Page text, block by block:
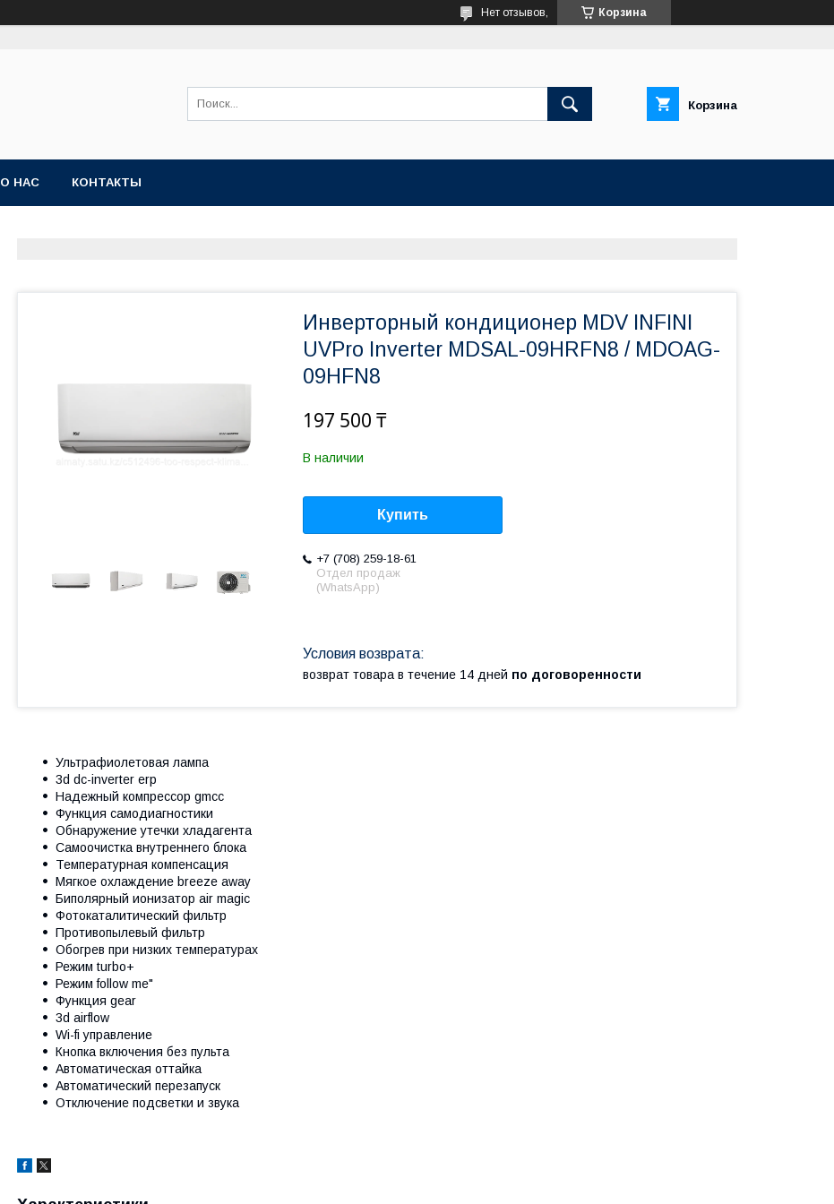
Корзина
Нет отзывов,
Корзина
О НАС КОНТАКТЫ
Инверторный кондиционер MDV INFINI
UVPro Inverter MDSAL-09HRFN8 / MDOAG-
09HFN8
197 500 ₸
В наличии
Купить
+7 (708) 259-18-61
Отдел продаж
(WhatsApp)
возврат товара в течение 14 дней по договоренности
Ультрафиолетовая лампа
3d dc-inverter erp
Надежный компрессор gmcc
Функция самодиагностики
Обнаружение утечки хладагента
Самоочистка внутреннего блока
Температурная компенсация
Мягкое охлаждение breeze away
Биполярный ионизатор air magic
Фотокаталитический фильтр
Противопылевый фильтр
Обогрев при низких температурах
Режим turbo+
Режим follow me"
Функция gear
3d airflow
Wi-fi управление
Кнопка включения без пульта
Автоматическая оттайка
Автоматический перезапуск
Отключение подсветки и звука